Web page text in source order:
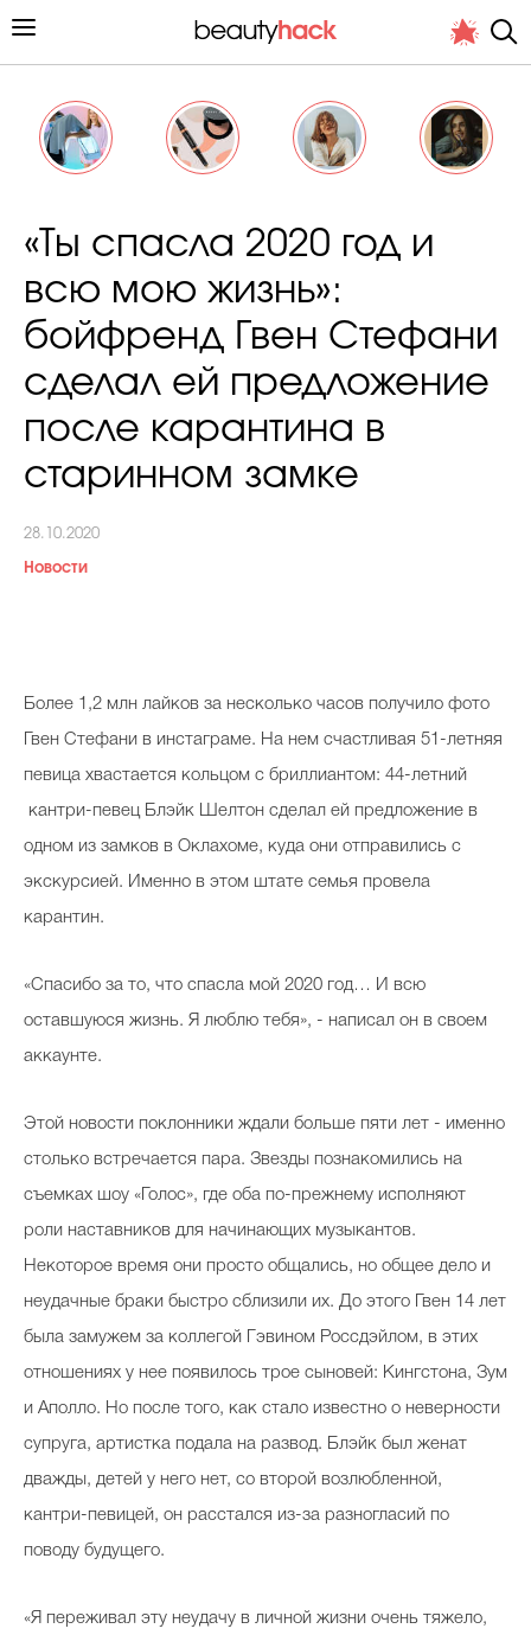
Личный опыт
Подиум
Хит недели от стилиста
Выбор визажистов
Выбор косметолога
Хит недели от визажиста
Celebrity дня
Фотоальбом
Тесты
Викторины
«Ты спасла 2020 год и
всю мою жизнь»:
бойфренд Гвен Стефани
сделал ей предложение
после карантина в
старинном замке
28.10.2020
Новости
Более 1,2 млн лайков за несколько часов получило фото
Гвен Стефани в инстаграме. На нем счастливая 51-летняя
певица хвастается кольцом с бриллиантом: 44-летний
кантри-певец Блэйк Шелтон сделал ей предложение в
одном из замков в Оклахоме, куда они отправились с
экскурсией. Именно в этом штате семья провела
карантин.
«Спасибо за то, что спасла мой 2020 год… И всю
оставшуюся жизнь. Я люблю тебя», - написал он в своем
аккаунте.
Этой новости поклонники ждали больше пяти лет - именно
столько встречается пара. Звезды познакомились на
съемках шоу «Голос», где оба по-прежнему исполняют
роли наставников для начинающих музыкантов.
Некоторое время они просто общались, но общее дело и
неудачные браки быстро сблизили их. До этого Гвен 14 лет
была замужем за коллегой Гэвином Россдэйлом, в этих
отношениях у нее появилось трое сыновей: Кингстона, Зум
и Аполло. Но после того, как стало известно о неверности
супруга, артистка подала на развод. Блэйк был женат
дважды, детей у него нет, со второй возлюбленной,
кантри-певицей, он расстался из-за разногласий по
поводу будущего.
«Я переживал эту неудачу в личной жизни очень тяжело,